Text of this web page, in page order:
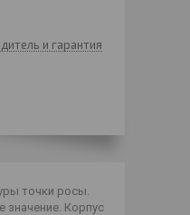
и гарантия
точки росы.
Корпус